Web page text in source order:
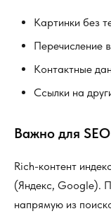
Картинки без
Перечисление
Контактные
Ссылки на
Важно для SEO
Rich-контент
(Яндекс, Google).
напрямую из